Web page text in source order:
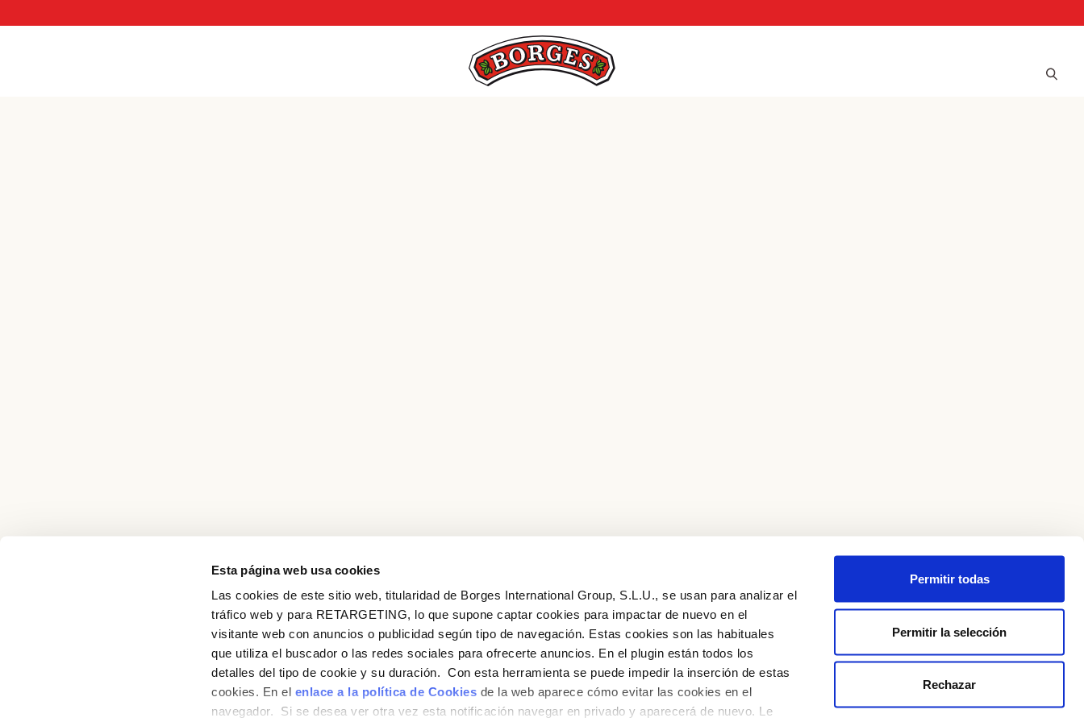
Esta página web usa cookies
Las cookies de este sitio web, titularidad de Borges International Group, S.L.U., se usan para analizar el
tráfico web y para RETARGETING, lo que supone captar cookies para impactar de nuevo en el
visitante web con anuncios o publicidad según tipo de navegación. Estas cookies son las habituales
que utiliza el buscador o las redes sociales para ofrecerte anuncios. En el plugin están todos los
detalles del tipo de cookie y su duración. Con esta herramienta se puede impedir la inserción de estas
cookies. En el enlace a la política de Cookies de la web aparece cómo evitar las cookies en el
navegador. Si se desea ver otra vez esta notificación navegar en privado y aparecerá de nuevo. Le
Permitir todas
Permitir la selección
Rechazar